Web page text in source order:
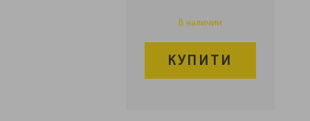
В наличии
КУПИТИ